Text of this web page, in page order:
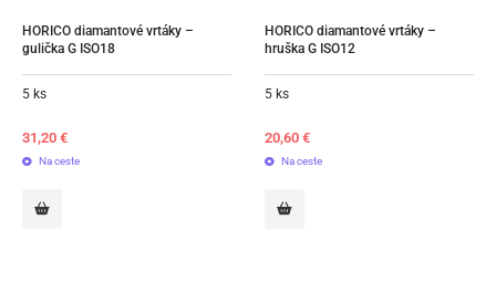
HORICO diamantové vrtáky –
gulička G ISO18
5 ks
31,20 €
Na ceste
HORICO diamantové vrtáky –
hruška G ISO12
5 ks
20,60 €
Na ceste